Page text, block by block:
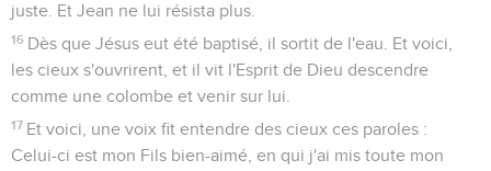
juste. Et Jean ne lui résista plus.
16 Dès que Jésus eut été baptisé, il sortit de l'eau. Et voici,
les cieux s'ouvrirent, et il vit l'Esprit de Dieu descendre
comme une colombe et venir sur lui.
17 Et voici, une voix fit entendre des cieux ces paroles :
Celui-ci est mon Fils bien-aimé, en qui j'ai mis toute mon